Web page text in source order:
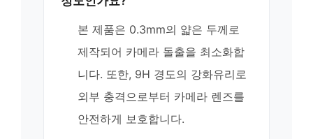
본 제품은 0.3mm의 얇은 두께로
제작되어 카메라 돌출을 최소화합
니다. 또한, 9H 경도의 강화유리로
외부 충격으로부터 카메라 렌즈를
안전하게 보호합니다.